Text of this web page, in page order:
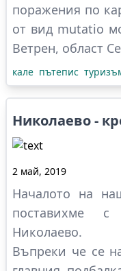
поражения по
от вид mutatio
Ветрен, област
кале пътепис
Николаево -
2 май, 2019
Началото на
поставихме
Николаево.
Въпреки че се